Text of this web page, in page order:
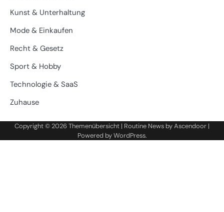
Kunst & Unterhaltung
Mode & Einkaufen
Recht & Gesetz
Sport & Hobby
Technologie & SaaS
Zuhause
Copyright © 2026Themenübersicht | Routine News byAscendoor |
Powered byWordPress.